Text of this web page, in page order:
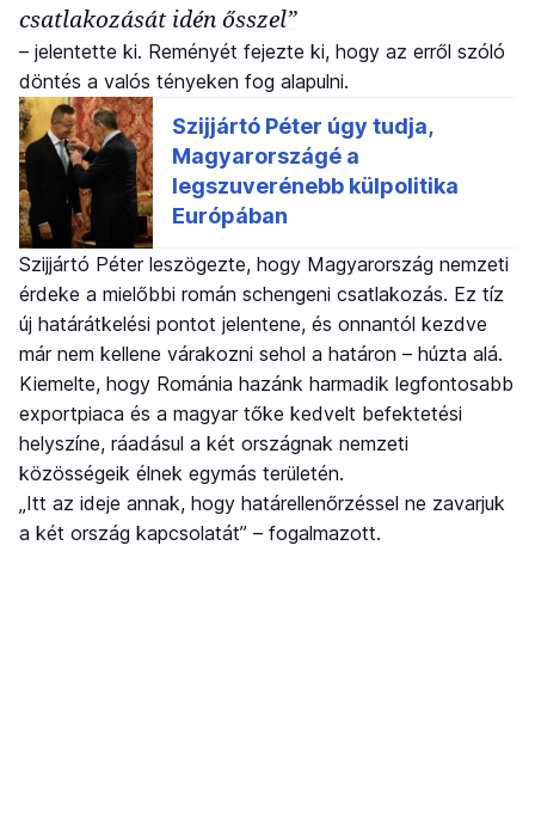
csatlakozását idén ősszel”
– jelentette ki. Reményét fejezte ki, hogy az erről szóló
döntés a valós tényeken fog alapulni.
Szijjártó Péter leszögezte, hogy Magyarország nemzeti
érdeke a mielőbbi román schengeni csatlakozás. Ez tíz
új határátkelési pontot jelentene, és onnantól kezdve
már nem kellene várakozni sehol a határon – húzta alá.
Kiemelte, hogy Románia hazánk harmadik legfontosabb
exportpiaca és a magyar tőke kedvelt befektetési
helyszíne, ráadásul a két országnak nemzeti
közösségeik élnek egymás területén.
„Itt az ideje annak, hogy határellenőrzéssel ne zavarjuk
a két ország kapcsolatát” – fogalmazott.